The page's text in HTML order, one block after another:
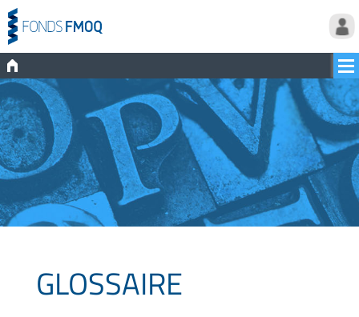
GLOSSAIRE